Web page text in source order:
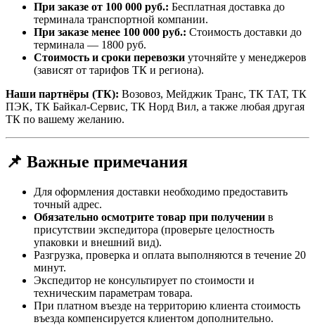
При заказе от 100 000 руб.: Бесплатная доставка до
терминала транспортной компании.
При заказе менее 100 000 руб.: Стоимость доставки до
терминала — 1800 руб.
Стоимость и сроки перевозки уточняйте у менеджеров
(зависят от тарифов ТК и региона).
Наши партнёры (ТК): Возовоз, Мейджик Транс, ТК ТАТ, ТК
ПЭК, ТК Байкал-Сервис, ТК Норд Вил, а также любая другая
ТК по вашему желанию.
📌 Важные примечания
Для оформления доставки необходимо предоставить
точный адрес.
Обязательно осмотрите товар при получении в
присутствии экспедитора (проверьте целостность
упаковки и внешний вид).
Разгрузка, проверка и оплата выполняются в течение 20
минут.
Экспедитор не консультирует по стоимости и
техническим параметрам товара.
При платном въезде на территорию клиента стоимость
въезда компенсируется клиентом дополнительно.